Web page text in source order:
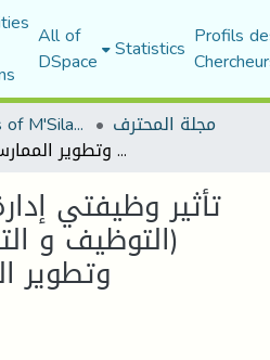
All of
DSpace Statistics Profils
Scientific Journals of M'Sila University مجلة المحترف
تأثير وظيفتي إدارة الموارد البشرية (التوظيف و التدريب) على ترقية وتطوير الممارسة الرياضية
تأثير وظيفتي
(التوظيف و
وتطوير